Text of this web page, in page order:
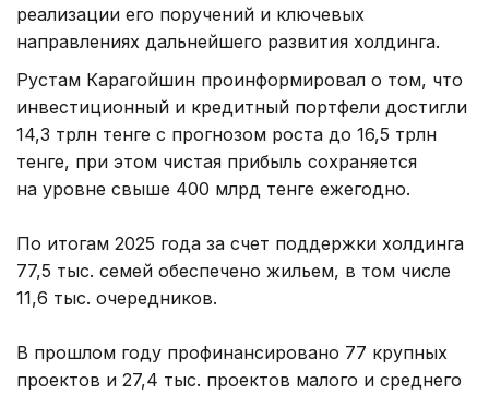
реализации его поручений и ключевых
направлениях дальнейшего развития холдинга.
Рустам Карагойшин проинформировал о том, что
инвестиционный и кредитный портфели достигли
14,3 трлн тенге с прогнозом роста до 16,5 трлн
тенге, при этом чистая прибыль сохраняется
на уровне свыше 400 млрд тенге ежегодно.
По итогам 2025 года за счет поддержки холдинга
77,5 тыс. семей обеспечено жильем, в том числе
11,6 тыс. очередников.
В прошлом году профинансировано 77 крупных
проектов и 27,4 тыс. проектов малого и среднего